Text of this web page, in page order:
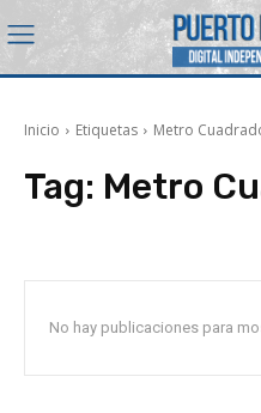
Inicio Etiquetas Metro
Tag: Metro
No hay publicaciones para